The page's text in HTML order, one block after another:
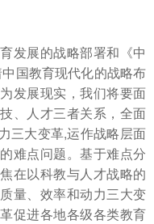
发展的战略部署和《中
国教育现代化的战略布
发展现实，我们将要面
、人才三者关系，全面
三大变革,运作战略层面
难点问题。基于难点分
在以科教与人才战略的
量、效率和动力三大变
促进各地各级各类教育